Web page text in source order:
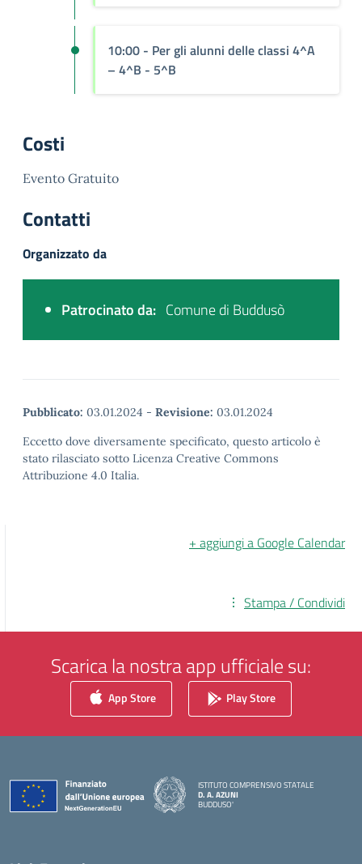
10:00 - Per gli alunni delle classi 4^A
– 4^B - 5^B
Costi
Evento Gratuito
Contatti
Organizzato da
Patrocinato da: Comune di Buddusò
Pubblicato: 03.01.2024 - Revisione: 03.01.2024
Eccetto dove diversamente specificato, questo articolo è
stato rilasciato sotto Licenza Creative Commons
Attribuzione 4.0 Italia.
+ aggiungi a Google Calendar
Stampa / Condividi
Scarica la nostra app ufficiale su:
App Store Play Store
ISTITUTO COMPRENSIVO STATALE
D. A. AZUNI
BUDDUSO'